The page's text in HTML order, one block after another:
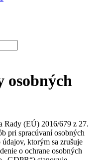
osobných
Rady (EÚ) 2016/679 z 27.
pri spracúvaní osobných
ktorým sa zrušuje
o ochrane osobných